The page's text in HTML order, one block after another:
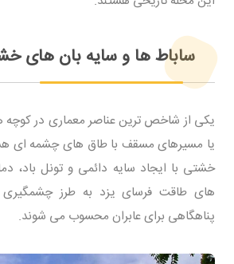
ساباط ها و سایه بان های
یکی از شاخص ترین عناصر معماری در کوچه
یا مسیرهای مسقف با طاق های چشمه ای
خشتی با ایجاد سایه دائمی و تونل باد،
های طاقت فرسای یزد به طرز
پناهگاهی برای عابران محسوب می شوند.